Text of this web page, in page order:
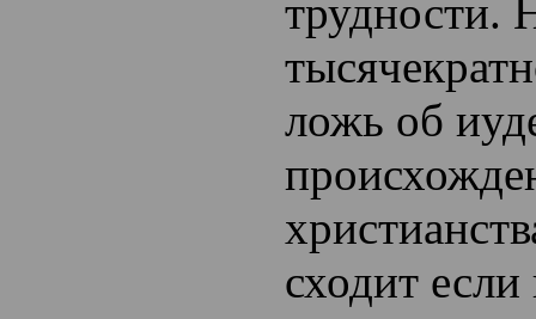
трудности.
ложь об
сходит если